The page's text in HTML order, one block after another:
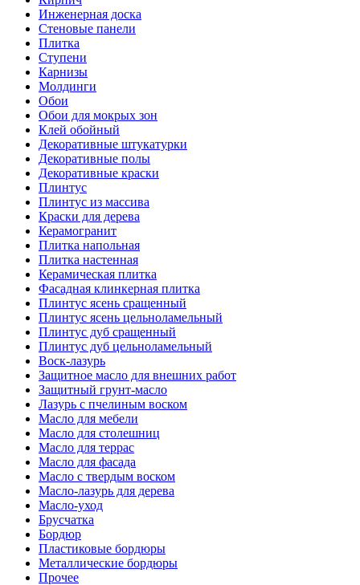
Инженерная доска
Стеновые панели
Плитка
Ступени
Карнизы
Молдинги
Обои
Обои для мокрых зон
Клей обойный
Декоративные штукатурки
Декоративные полы
Декоративные краски
Плинтус
Плинтус из массива
Краски для дерева
Керамогранит
Плитка напольная
Плитка настенная
Керамическая плитка
Фасадная клинкерная плитка
Плинтус ясень сращенный
Плинтус ясень цельноламельный
Плинтус дуб сращенный
Плинтус дуб цельноламельный
Воск-лазурь
Защитное масло для внешних работ
Защитный грунт-масло
Лазурь с пчелиным воском
Масло для мебели
Масло для столешниц
Масло для террас
Масло для фасада
Масло с твердым воском
Масло-лазурь для дерева
Масло-уход
Брусчатка
Бордюр
Пластиковые бордюры
Металлические бордюры
Прочее